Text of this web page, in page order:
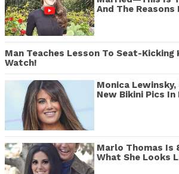
And The Reasons
Man Teaches Lesson To Seat-Kicking
Watch!
Monica Lewinsky,
New Bikini Pics In
Marlo Thomas Is
What She Looks